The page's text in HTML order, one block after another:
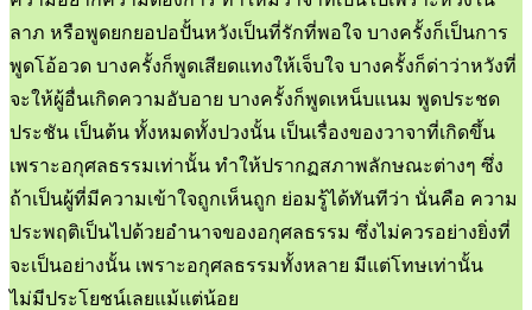
ลาภ หรือพูดยกยอปอปั้นหวังเป็นที่รักที่พอใจ บางครั้งก็เป็นการ
พูดโอ้อวด บางครั้งก็พูดเสียดแทงให้เจ็บใจ บางครั้งก็ด่าว่าหวังที่
จะให้ผู้อื่นเกิดความอับอาย บางครั้งก็พูดเหน็บแนม พูดประชด
ประชัน เป็นต้น ทั้งหมดทั้งปวงนั้น เป็นเรื่องของวาจาที่เกิดขึ้น
เพราะอกุศลธรรมเท่านั้น ทำให้ปรากฏสภาพลักษณะต่างๆ ซึ่ง
ถ้าเป็นผู้ที่มีความเข้าใจถูกเห็นถูก ย่อมรู้ได้ทันทีว่า นั่นคือ ความ
ประพฤติเป็นไปด้วยอำนาจของอกุศลธรรม ซึ่งไม่ควรอย่างยิ่งที่
จะเป็นอย่างนั้น เพราะอกุศลธรรมทั้งหลาย มีแต่โทษเท่านั้น
ไม่มีประโยชน์เลยแม้แต่น้อย